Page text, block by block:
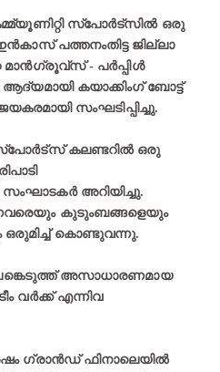
സ്‌പോർട്‌സിൽ ഒരു
പത്തനംതിട്ട ജില്ലാ
മാൻഗ്രൂവ്സ് - പർപ്പിൾ
കയാക്കിംഗ് ബോട്ട്
സംഘടിപ്പിച്ചു.
സ്‌പോർട്‌സ് കലണ്ടറിൽ ഒരു
സംഘാടകർ അറിയിച്ചു.
കുടുംബങ്ങളെയും
കൊണ്ടുവന്നു.
അസാധാരണമായ
വർക്ക് എന്നിവ
ഗ്രാൻഡ് ഫിനാലെയിൽ